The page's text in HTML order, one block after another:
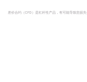
差价合约（CFD）是杠杆性产品，有可能导致您损